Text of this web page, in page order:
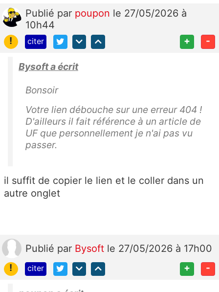
Publié par poupon le 27/05/2026 à
10h44
!
citer + -
Bysoft a écrit
Bonsoir
Votre lien débouche sur une erreur 404 !
D'ailleurs il fait référence à un article de
UF que personnellement je n'ai pas vu
passer.
il suffit de copier le lien et le coller dans un
autre onglet
Publié par Bysoft le 27/05/2026 à 17h00
!
citer + -